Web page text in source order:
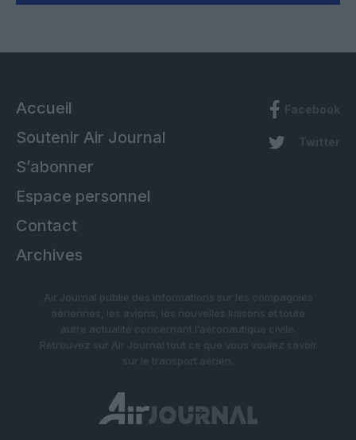
Accueil
Soutenir Air Journal
S’abonner
Espace personnel
Contact
Archives